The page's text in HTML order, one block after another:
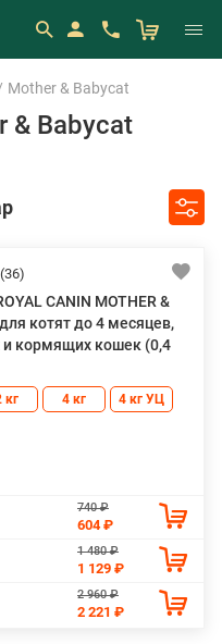
Mother & Babycat
& Babycat
(36)
CANIN MOTHER &
котят до 4 месяцев,
кормящих кошек (0,4
кг 4 кг 4 кг УЦ
740 ₽
604 ₽
1 480 ₽
1 129 ₽
2 960 ₽
2 221 ₽